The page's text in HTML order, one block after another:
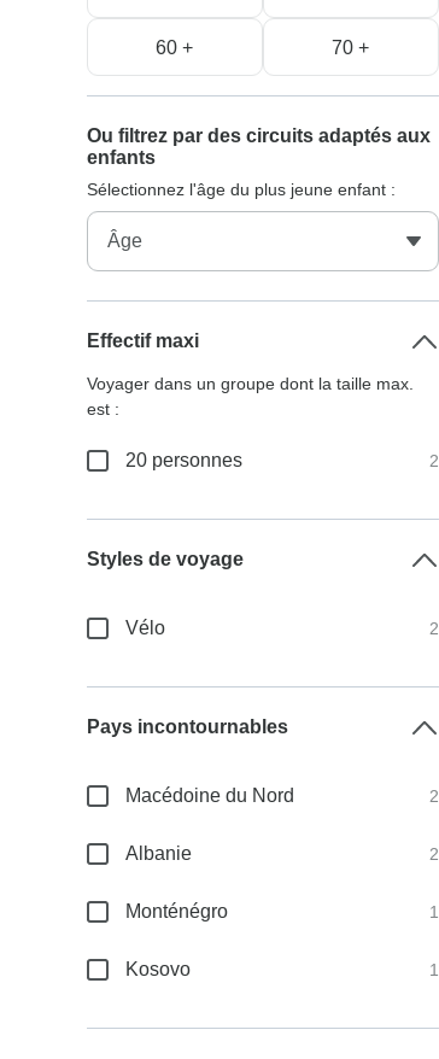
60 + 70 +
Ou filtrez par des circuits adaptés aux
enfants
Sélectionnez l'âge du plus jeune enfant :
Effectif maxi
Voyager dans un groupe dont la taille max.
est :
20 personnes 2
Styles de voyage
Vélo 2
Pays incontournables
Macédoine du Nord 2
Albanie 2
Monténégro 1
Kosovo 1